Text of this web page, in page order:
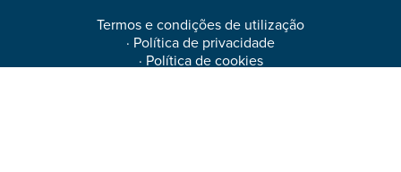
Termos e condições de utilização
· Política de privacidade
· Política de cookies